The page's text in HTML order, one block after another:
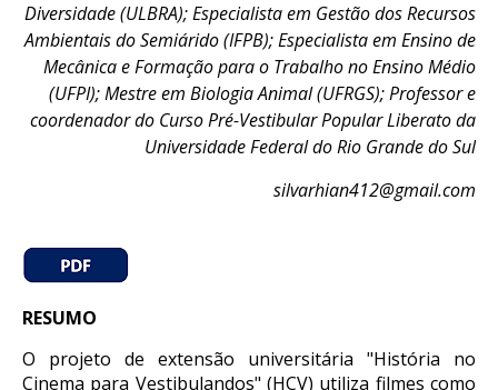
Diversidade (ULBRA); Especialista em Gestão dos Recursos
Ambientais do Semiárido (IFPB); Especialista em Ensino de
Mecânica e Formação para o Trabalho no Ensino Médio
(UFPI); Mestre em Biologia Animal (UFRGS); Professor e
coordenador do Curso Pré-Vestibular Popular Liberato da
Universidade Federal do Rio Grande do Sul
silvarhian412@gmail.com
RESUMO
O projeto de extensão universitária "História no
Cinema para Vestibulandos" (HCV) utiliza filmes como